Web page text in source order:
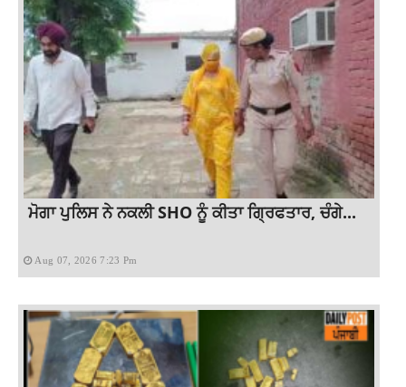
ਮੋਗਾ ਪੁਲਿਸ ਨੇ ਨਕਲੀ SHO ਨੂੰ ਕੀਤਾ ਗ੍ਰਿਫਤਾਰ, ਚੰਗੇ...
Aug 07, 2026 7:23 Pm